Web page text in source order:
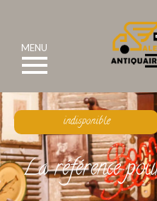
MENU
indisponible
La référence